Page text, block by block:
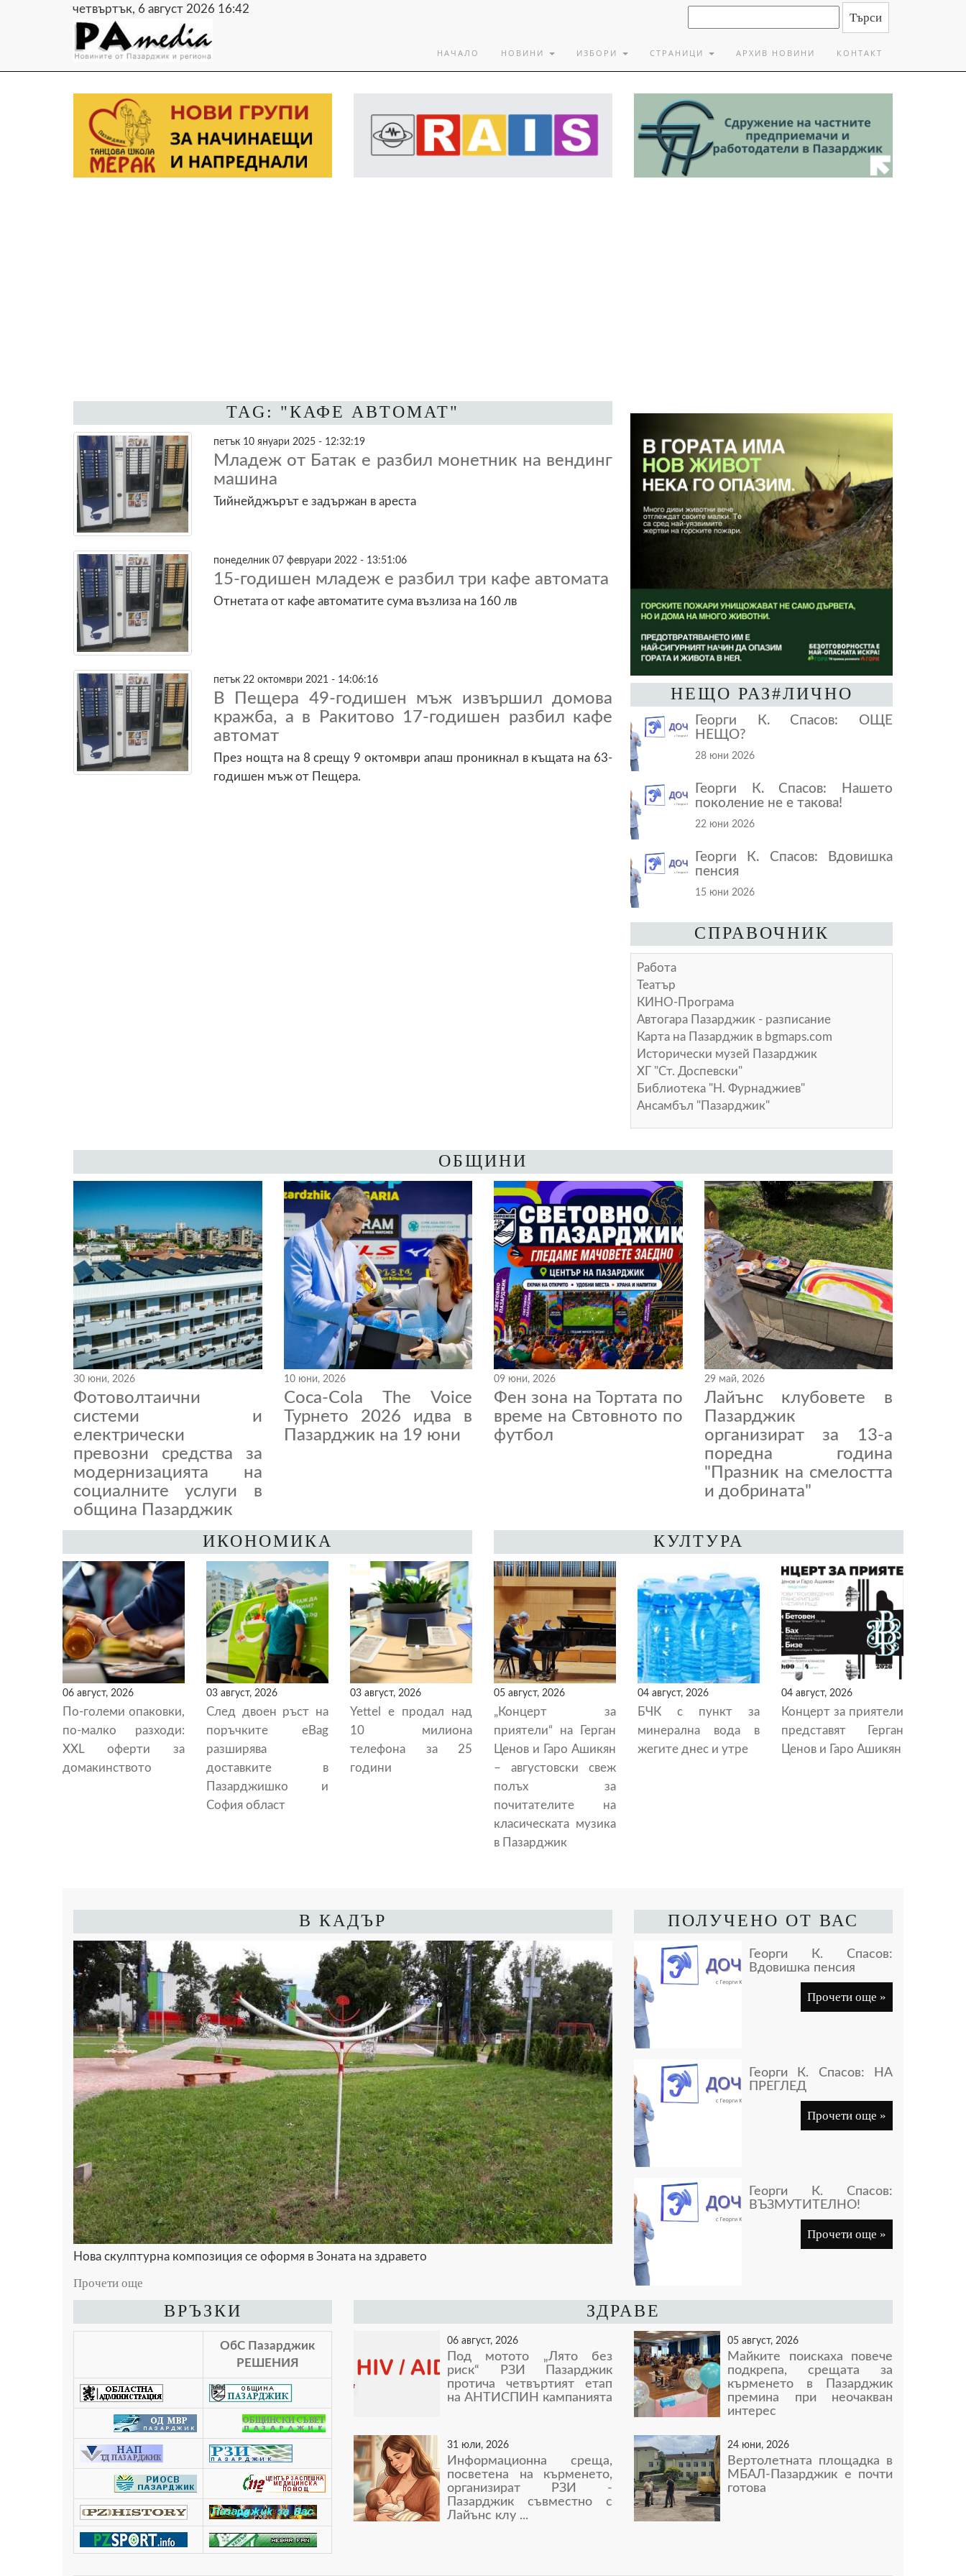
четвъртък, 6 август 2026 16:42
НАЧАЛО НОВИНИ ИЗБОРИ СТРАНИЦИ АРХИВ НОВИНИ КОНТАКТ
TAG: "КАФЕ АВТОМАТ"
петък 10 януари 2025 - 12:32:19
Младеж от Батак е разбил монетник на вендинг
машина
Тийнейджърът е задържан в ареста
понеделник 07 февруари 2022 - 13:51:06
15-годишен младеж е разбил три кафе автомата
Отнетата от кафе автоматите сума възлиза на 160 лв
петък 22 октомври 2021 - 14:06:16
В Пещера 49-годишен мъж извършил домова
кражба, а в Ракитово 17-годишен разбил кафе
автомат
През нощта на 8 срещу 9 октомври апаш проникнал в къщата на 63-
годишен мъж от Пещера.
НЕЩО РАЗ#ЛИЧНО
Георги К. Спасов: ОЩЕ
НЕЩО?
28 юни 2026
Георги К. Спасов: Нашето
поколение не е такова!
22 юни 2026
Георги К. Спасов: Вдовишка
пенсия
15 юни 2026
СПРАВОЧНИК
Работа
Театър
КИНО-Програма
Автогара Пазарджик - разписание
Карта на Пазарджик в bgmaps.com
Исторически музей Пазарджик
ХГ "Ст. Доспевски"
Библиотека "Н. Фурнаджиев"
Ансамбъл "Пазарджик"
ОБЩИНИ
30 юни, 2026
Фотоволтаични
системи и
електрически
превозни средства за
модернизацията на
социалните услуги в
община Пазарджик
10 юни, 2026
Coca-Cola The Voice
Турнето 2026 идва в
Пазарджик на 19 юни
09 юни, 2026
Фен зона на Тортата по
време на Свтовното по
футбол
29 май, 2026
Лайънс клубовете в
Пазарджик
организират за 13-а
поредна година
"Празник на смелостта
и добрината"
ИКОНОМИКА
06 август, 2026
По-големи опаковки,
по-малко разходи:
XXL оферти за
домакинството
03 август, 2026
След двоен ръст на
поръчките eBag
разширява
доставките в
Пазарджишко и
София област
03 август, 2026
Yettel е продал над
10 милиона
телефона за 25
години
КУЛТУРА
05 август, 2026
„Концерт за
приятели“ на Герган
Ценов и Гаро Ашикян
– августовски свеж
полъх за
почитателите на
класическата музика
в Пазарджик
04 август, 2026
БЧК с пункт за
минерална вода в
жегите днес и утре
04 август, 2026
Концерт за приятели
представят Герган
Ценов и Гаро Ашикян
В КАДЪР
Нова скулптурна композиция се оформя в Зоната на здравето
Прочети още
ПОЛУЧЕНО ОТ ВАС
Георги К. Спасов:
Вдовишка пенсия
Прочети още »
Георги К. Спасов: НА
ПРЕГЛЕД
Прочети още »
Георги К. Спасов:
ВЪЗМУТИТЕЛНО!
Прочети още »
ВРЪЗКИ
ОбС Пазарджик
РЕШЕНИЯ
ЗДРАВЕ
06 август, 2026
Под мотото „Лято без
риск“ РЗИ Пазарджик
протича четвъртият етап
на АНТИСПИН кампанията
05 август, 2026
Майките поискаха повече
подкрепа, срещата за
кърменето в Пазарджик
премина при неочакван
интерес
31 юли, 2026
Информационна среща,
посветена на кърменето,
организират РЗИ -
Пазарджик съвместно с
Лайънс клу ...
24 юни, 2026
Вертолетната площадка в
МБАЛ-Пазарджик е почти
готова